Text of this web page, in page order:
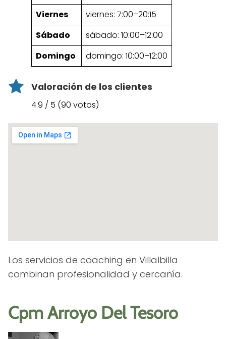
Viernes
viernes: 7:00–20:15
Sábado
sábado: 10:00–12:00
Domingo
domingo: 10:00–12:00
Valoración de los clientes
4.9 / 5 (90 votos)
Los servicios de coaching en Villalbilla
combinan profesionalidad y cercanía.
Cpm Arroyo Del Tesoro